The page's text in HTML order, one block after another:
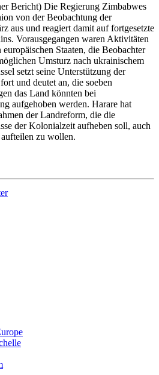
Bericht) Die Regierung Zimbabwes
von der Beobachtung der
aus und reagiert damit auf fortgesetzte
Vorausgegangen waren Aktivitäten
Staaten, die Beobachter
Umsturz nach ukrainischem
setzt seine Unterstützung der
und deutet an, die soeben
das Land könnten bei
aufgehoben werden. Harare hat
der Landreform, die die
der Kolonialzeit aufheben soll, auch
zu wollen.